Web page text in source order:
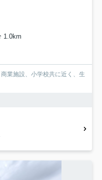
1.0km
業施設、小学校共に近く、生